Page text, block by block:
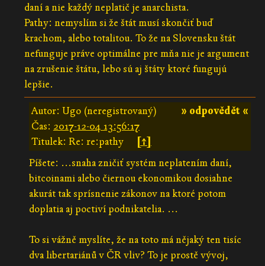
daní a nie každý neplatič je anarchista.
Pathy: nemyslím si že štát musí skončiť buď
krachom, alebo totalitou. To že na Slovensku štát
nefunguje práve optimálne pre mňa nie je argument
na zrušenie štátu, lebo sú aj štáty ktoré fungujú
lepšie.
» odpovědět «
Autor: Ugo (neregistrovaný)
Čas: 2017-12-04 13:56:17
Titulek: Re: re:pathy
[↑]
Píšete: ...snaha zničiť systém neplatením daní,
bitcoinami alebo čiernou ekonomikou dosiahne
akurát tak sprísnenie zákonov na ktoré potom
doplatia aj poctiví podnikatelia. ...
To si vážně myslíte, že na toto má nějaký ten tisíc
dva libertariánů v ČR vliv? To je prostě vývoj,